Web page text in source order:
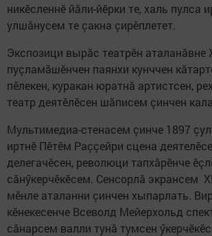
никӗсленнӗ йăли-йӗрки те, халь пулса
улшăнусем те çакна çирӗплетет.
Экспозици вырăс театрӗн аталанăвне
пуçламăшӗнчен паянхи кунччен
пӗлекен, куракан юратнă артистсен,
театр деятӗлӗсен шăписем çинчен
Мультимедиа-стенасем çинче 1897
иртнӗ Пӗтӗм Раççейри сцена
делегачӗсен, революци тапхăрӗнче
сăнӳкерчӗкӗсем. Сенсорлă экрансем
мӗнле аталанни çинчен хыпарлать.
кӗнекесенче ‎Всеволд Мейерхольд
сăнарсем валли тунă тумсен